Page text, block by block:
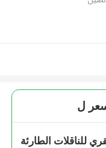
ل
للناقلات الطارئة